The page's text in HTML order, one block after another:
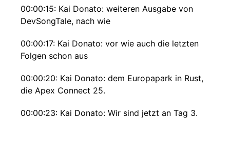
00:00:15: Kai Donato: weiteren Ausgabe von
DevSongTale, nach wie
00:00:17: Kai Donato: vor wie auch die letzten
Folgen schon aus
00:00:20: Kai Donato: dem Europapark in Rust,
die Apex Connect 25.
00:00:23: Kai Donato: Wir sind jetzt an Tag 3.